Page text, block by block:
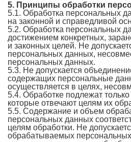
5. Принципы обработки
5.1. Обработка персональных
на законной и справедливой
5.2. Обработка персональных
достижением конкретных,
и законных целей. Не
персональных данных,
персональных данных.
5.3. Не допускается
содержащих персональные
осуществляется в целях,
5.4. Обработке подлежат
которые отвечают целям их
5.5. Содержание и объем
персональных данных
целям обработки. Не
обрабатываемых